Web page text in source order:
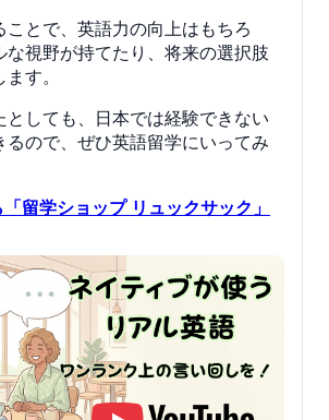
ことで、英語力の向上はもちろ
な視野が持てたり、将来の選択肢
す。
としても、日本では経験できない
るので、ぜひ英語留学にいってみ
留学ショップ リュックサック」